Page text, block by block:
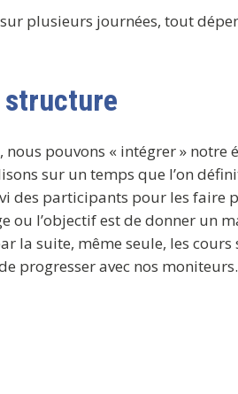
plusieurs journées, tout
structure
pouvons « intégrer » notre
sur un temps que l’on
des participants pour les faire
ou l’objectif est de donner un
suite, même seule, les cours
progresser avec nos moniteurs.